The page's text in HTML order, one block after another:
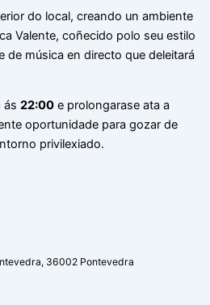
do local, creando un ambiente
Valente, coñecido polo seu estilo
de música en directo que deleitará
ás 22:00e prolongarase ata a
oportunidade para gozar de
privilexiado.
36002 Pontevedra